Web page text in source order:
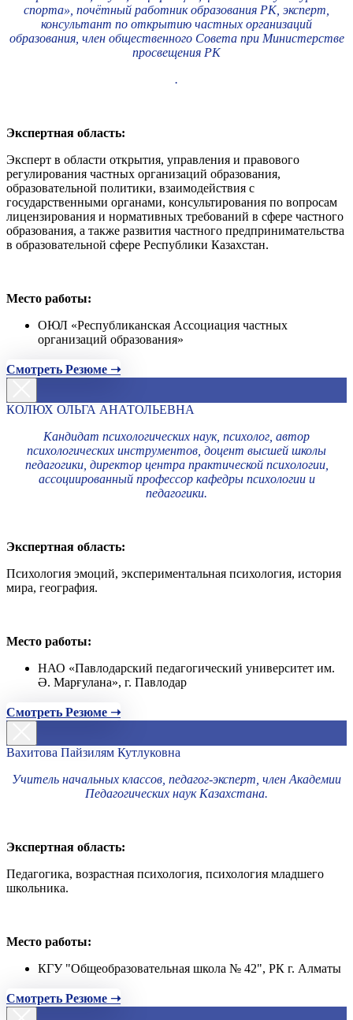
спорта», почётный работник образования РК, эксперт,
консультант по открытию частных организаций
образования, член общественного Совета при Министерстве
просвещения РК
.
Экспертная область:
Эксперт в области открытия, управления и правового
регулирования частных организаций образования,
образовательной политики, взаимодействия с
государственными органами, консультирования по вопросам
лицензирования и нормативных требований в сфере частного
образования, а также развития частного предпринимательства
в образовательной сфере Республики Казахстан.
Место работы:
ОЮЛ «Республиканская Ассоциация частных
организаций образования»
Смотреть Резюме ➝
КОЛЮХ ОЛЬГА АНАТОЛЬЕВНА
Кандидат психологических наук, психолог, автор
психологических инструментов, доцент высшей школы
педагогики, директор центра практической психологии,
ассоциированный профессор кафедры психологии и
педагогики.
Экспертная область:
Психология эмоций, экспериментальная психология, история
мира, география.
Место работы:
НАО «Павлодарский педагогический университет им.
Ә. Марғулана», г. Павлодар
Смотреть Резюме ➝
Вахитова Пайзилям Кутлуковна
Учитель начальных классов, педагог-эксперт, член Академии
Педагогических наук Казахстана.
Экспертная область:
Педагогика, возрастная психология, психология младшего
школьника.
Место работы:
КГУ "Общеобразовательная школа № 42", РК г. Алматы
Смотреть Резюме ➝